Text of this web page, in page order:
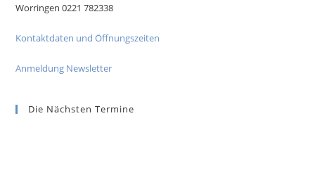
Worringen 0221 782338
Kontaktdaten und Öffnungszeiten
Anmeldung Newsletter
Die Nächsten Termine